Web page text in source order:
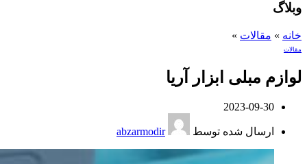
وبلاگ
خانه » مقالات »
مقالات
لوازم مبلی ابزار آریا
2023-09-30
ارسال شده توسط abzarmodir